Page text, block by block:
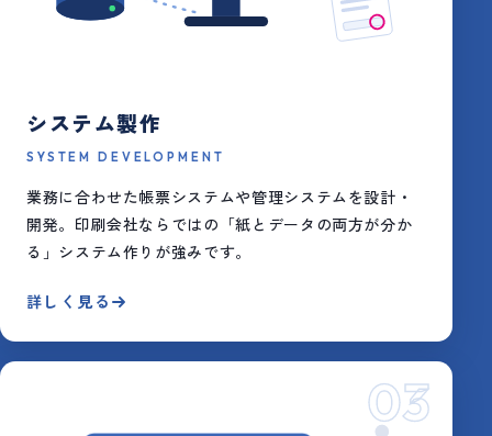
システム製作
SYSTEM DEVELOPMENT
業務に合わせた帳票システムや管理システムを設計・
開発。印刷会社ならではの「紙とデータの両方が分か
る」システム作りが強みです。
詳しく見る
03